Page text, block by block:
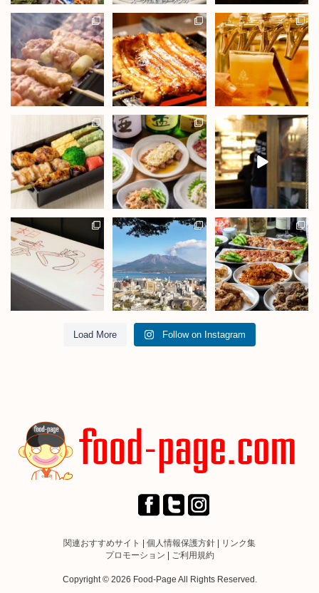
Load More Follow on Instagram
関連おすすめサイト 個人情報保護方針
リンク集
プロモーション
ご利用規約
Copyright © 2026 Food-Page All Rights Reserved.